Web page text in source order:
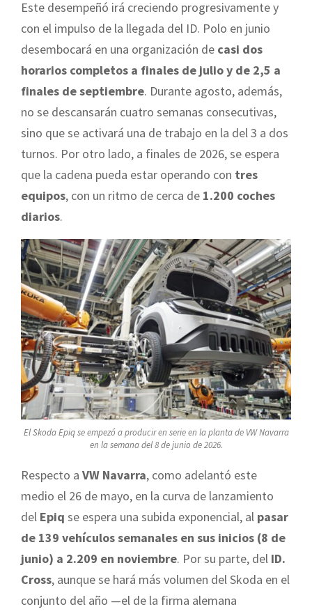
Este desempeñó irá creciendo progresivamente y
con el impulso de la llegada del ID. Polo en junio
desembocará en una organización de casi dos
horarios completos a finales de julio y de 2,5 a
finales de septiembre. Durante agosto, además,
no se descansarán cuatro semanas consecutivas,
sino que se activará una de trabajo en la del 3 a dos
turnos. Por otro lado, a finales de 2026, se espera
que la cadena pueda estar operando con tres
equipos, con un ritmo de cerca de 1.200 coches
diarios.
El Skoda Epiq se empezó a producir en serie en la planta de VW Navarra
en la semana del 8 de junio de 2026.
Respecto a VW Navarra, como adelantó este
medio el 26 de mayo, en la curva de lanzamiento
del Epiq se espera una subida exponencial, al pasar
de 139 vehículos semanales en sus inicios (8 de
junio) a 2.209 en noviembre. Por su parte, del ID.
Cross, aunque se hará más volumen del Skoda en el
conjunto del año —el de la firma alemana